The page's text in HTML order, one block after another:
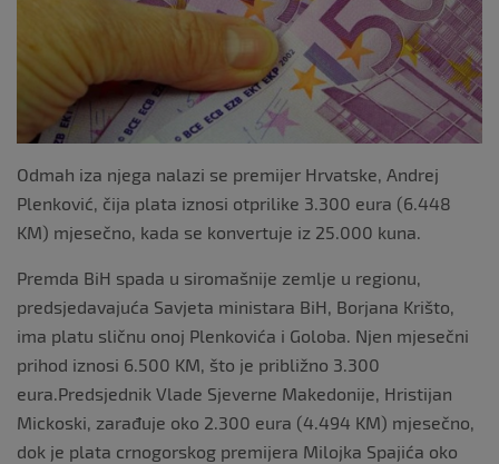
k
Odmah iza njega nalazi se premijer Hrvatske, Andrej
Plenković, čija plata iznosi otprilike 3.300 eura (6.448
KM) mjesečno, kada se konvertuje iz 25.000 kuna.
Premda BiH spada u siromašnije zemlje u regionu,
predsjedavajuća Savjeta ministara BiH, Borjana Krišto,
ima platu sličnu onoj Plenkovića i Goloba. Njen mjesečni
prihod iznosi 6.500 KM, što je približno 3.300
eura.Predsjednik Vlade Sjeverne Makedonije, Hristijan
Mickoski, zarađuje oko 2.300 eura (4.494 KM) mjesečno,
dok je plata crnogorskog premijera Milojka Spajića oko